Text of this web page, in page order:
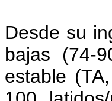
Desde su
bajas (74-
estable